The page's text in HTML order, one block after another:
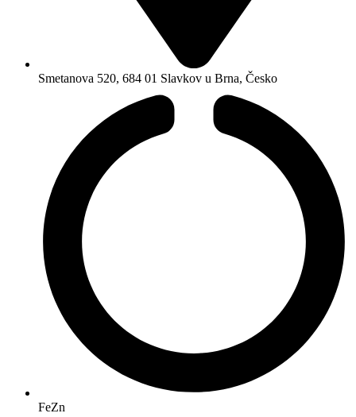
Smetanova 520, 684 01 Slavkov u Brna, Česko
FeZn